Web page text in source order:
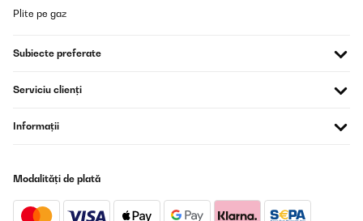
Plite pe gaz
Subiecte preferate
Serviciu clienți
Informații
Modalități de plată